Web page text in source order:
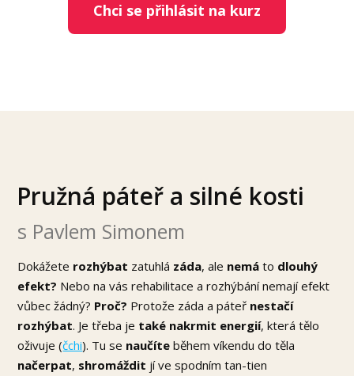
Chci se přihlásit na kurz
Pružná páteř a silné kosti
s Pavlem Simonem
Dokážete rozhýbat zatuhlá záda, ale nemá to dlouhý
efekt? Nebo na vás rehabilitace a rozhýbání nemají efekt
vůbec žádný? Proč? Protože záda a páteř nestačí
rozhýbat. Je třeba je také nakrmit energií, která tělo
oživuje (čchi). Tu se naučíte během víkendu do těla
načerpat, shromáždit jí ve spodním tan-tien